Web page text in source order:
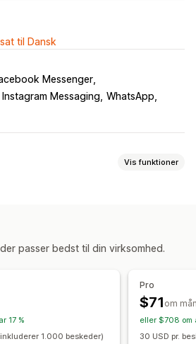
til Dansk
Messenger
Instagram Messaging WhatsApp
Vis funktioner
Analyser i realtid
Ordresporing Velkomsthilsner
passer bedst til din virksomhed.
17 %
1.000 beskeder)
Pro
$71 om
eller $708 om
30 USD pr.